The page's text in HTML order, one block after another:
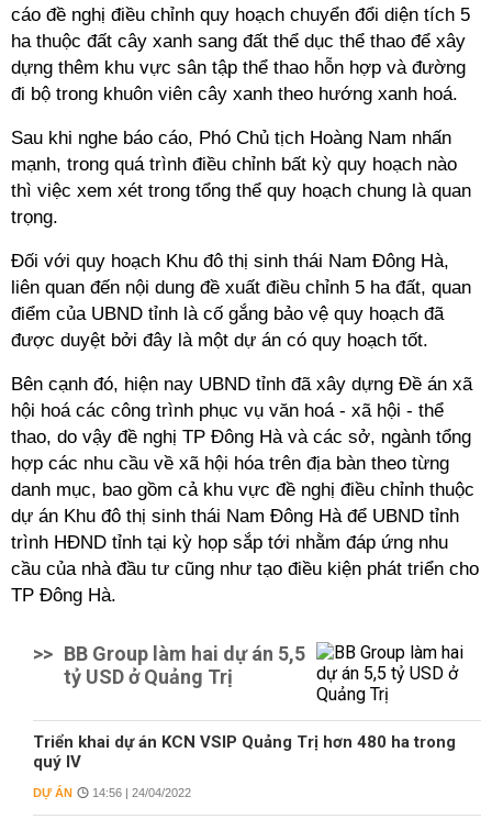
cáo đề nghị điều chỉnh quy hoạch chuyển đổi diện tích 5
ha thuộc đất cây xanh sang đất thể dục thể thao để xây
dựng thêm khu vực sân tập thể thao hỗn hợp và đường
đi bộ trong khuôn viên cây xanh theo hướng xanh hoá.
Sau khi nghe báo cáo, Phó Chủ tịch Hoàng Nam nhấn
mạnh, trong quá trình điều chỉnh bất kỳ quy hoạch nào
thì việc xem xét trong tổng thể quy hoạch chung là quan
trọng.
Đối với quy hoạch Khu đô thị sinh thái Nam Đông Hà,
liên quan đến nội dung đề xuất điều chỉnh 5 ha đất, quan
điểm của UBND tỉnh là cố gắng bảo vệ quy hoạch đã
được duyệt bởi đây là một dự án có quy hoạch tốt.
Bên cạnh đó, hiện nay UBND tỉnh đã xây dựng Đề án xã
hội hoá các công trình phục vụ văn hoá - xã hội - thể
thao, do vậy đề nghị TP Đông Hà và các sở, ngành tổng
hợp các nhu cầu về xã hội hóa trên địa bàn theo từng
danh mục, bao gồm cả khu vực đề nghị điều chỉnh thuộc
dự án Khu đô thị sinh thái Nam Đông Hà để UBND tỉnh
trình HĐND tỉnh tại kỳ họp sắp tới nhằm đáp ứng nhu
cầu của nhà đầu tư cũng như tạo điều kiện phát triển cho
TP Đông Hà.
>> BB Group làm hai dự án 5,5
tỷ USD ở Quảng Trị
Triển khai dự án KCN VSIP Quảng Trị hơn 480 ha trong
quý IV
DỰ ÁN 14:56 | 24/04/2022